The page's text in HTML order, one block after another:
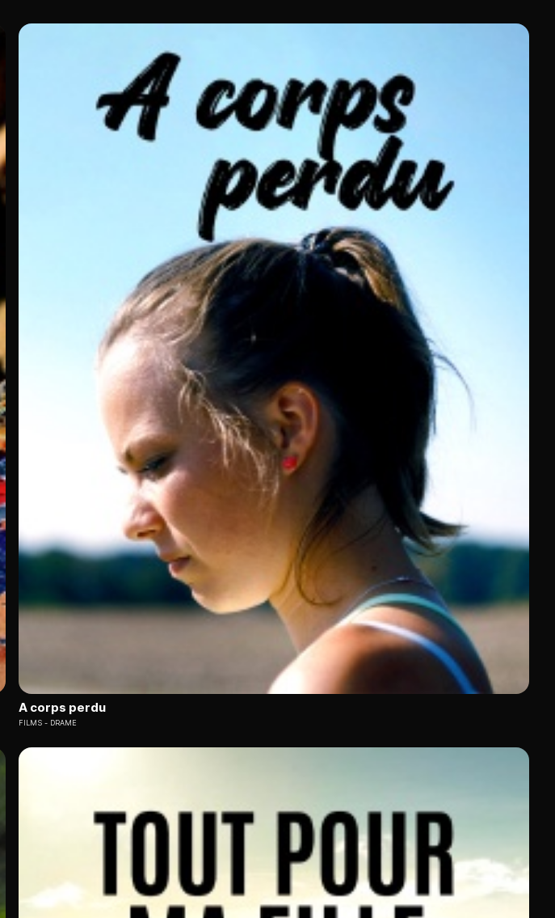
A corps perdu
FILMS DRAME